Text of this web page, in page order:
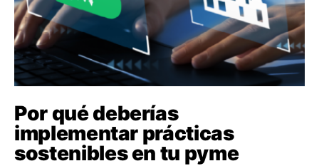
Por qué deberías
implementar prácticas
sostenibles en tu pyme